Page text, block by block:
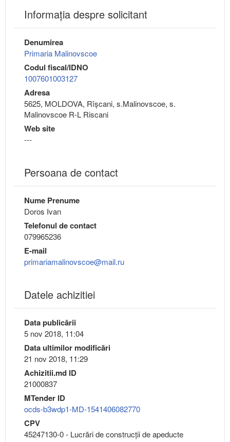
Informaţia despre solicitant
Denumirea
Primaria Malinovscoe
Codul fiscal/IDNO
1007601003127
Adresa
5625, MOLDOVA, Rîşcani, s.Malinovscoe, s.
Malinovscoe R-L Riscani
Web site
---
Persoana de contact
Nume Prenume
Doros Ivan
Telefonul de contact
079965236
E-mail
primariamalinovscoe@mail.ru
Datele achizitiei
Data publicării
5 nov 2018, 11:04
Data ultimilor modificări
21 nov 2018, 11:29
Achizitii.md ID
21000837
MTender ID
ocds-b3wdp1-MD-1541406082770
CPV
45247130-0 - Lucrări de construcţii de apeducte